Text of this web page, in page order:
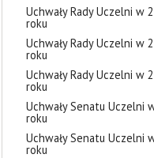
Uchwały Rady Uczelni w
roku
Uchwały Rady Uczelni w
roku
Uchwały Rady Uczelni w
roku
Uchwały Senatu Uczelni
roku
Uchwały Senatu Uczelni
roku